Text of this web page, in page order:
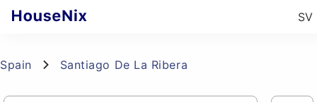
SV
Spain Santiago De La Ribera